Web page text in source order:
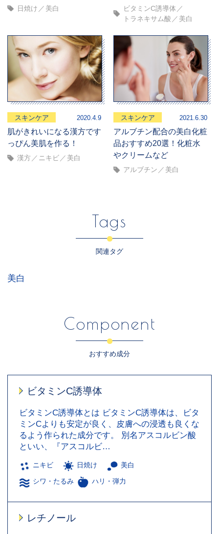
日焼け 美白
ビタミンC誘導体
トラネキサム酸
美白
スキンケア 2020.4.9
肌がきれいになる漢方です
っぴん美肌を作る！
漢方 ニキビ 美白
スキンケア 2021.6.30
アルブチン配合の美白化粧
品おすすめ20選！化粧水
やクリームなど
アルブチン 美白
Tags
関連タグ
美白
Component
おすすめ成分
ビタミンC誘導体
ビタミンC誘導体とは ビタミンC誘導体は、ビタ
ミンCよりも安定が良く、皮膚への浸透も良くな
るよう作られた成分です。 別名アスコルビン酸
といい、『アスコルビ…
ニキビ 日焼け 美白
シワ・たるみ ハリ・弾力
レチノール